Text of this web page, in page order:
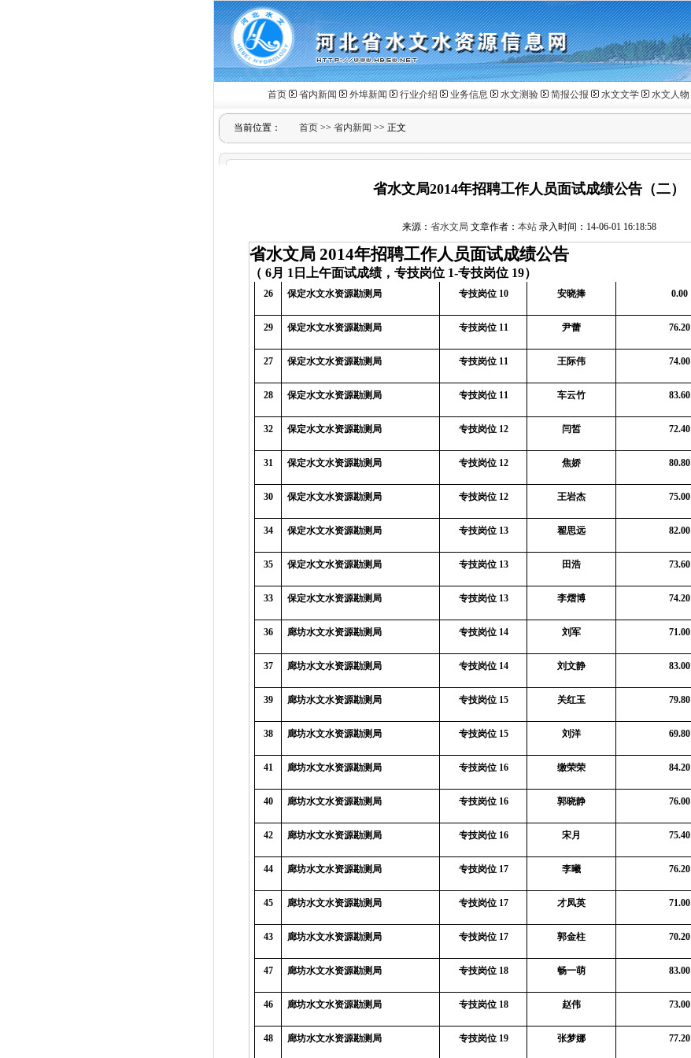
首页 省内新闻 外埠新闻 行业介绍 业务信息 水文测验 简报公报 水文文学 水文人物
当前位置： 首页 >> 省内新闻 >> 正文
省水文局2014年招聘工作人员面试成绩公告（二）
来源： 省水文局 文章作者： 本站录入时间：14-06-01 16:18:58
省水文局 2014年招聘工作人员面试成绩公告
（ 6月 1 日上午面试成绩，专技岗位 1-专技岗位 19）
26 保定水文水资源勘测局 专技岗位 10 安晓捧 0.00
29 保定水文水资源勘测局 专技岗位 11 尹蕾 76.20
27 保定水文水资源勘测局 专技岗位 11 王际伟 74.00
28 保定水文水资源勘测局 专技岗位 11 车云竹 83.60
32 保定水文水资源勘测局 专技岗位 12 闫皙 72.40
31 保定水文水资源勘测局 专技岗位 12 焦娇 80.80
30 保定水文水资源勘测局 专技岗位 12 王岩杰 75.00
34 保定水文水资源勘测局 专技岗位 13 翟思远 82.00
35 保定水文水资源勘测局 专技岗位 13 田浩 73.60
33 保定水文水资源勘测局 专技岗位 13 李熠博 74.20
36 廊坊水文水资源勘测局 专技岗位 14 刘军 71.00
37 廊坊水文水资源勘测局 专技岗位 14 刘文静 83.00
39 廊坊水文水资源勘测局 专技岗位 15 关红玉 79.80
38 廊坊水文水资源勘测局 专技岗位 15 刘洋 69.80
41 廊坊水文水资源勘测局 专技岗位 16 缴荣荣 84.20
40 廊坊水文水资源勘测局 专技岗位 16 郭晓静 76.00
42 廊坊水文水资源勘测局 专技岗位 16 宋月 75.40
44 廊坊水文水资源勘测局 专技岗位 17 李曦 76.20
45 廊坊水文水资源勘测局 专技岗位 17 才凤英 71.00
43 廊坊水文水资源勘测局 专技岗位 17 郭金柱 70.20
47 廊坊水文水资源勘测局 专技岗位 18 畅一萌 83.00
46 廊坊水文水资源勘测局 专技岗位 18 赵伟 73.00
48 廊坊水文水资源勘测局 专技岗位 19 张梦娜 77.20